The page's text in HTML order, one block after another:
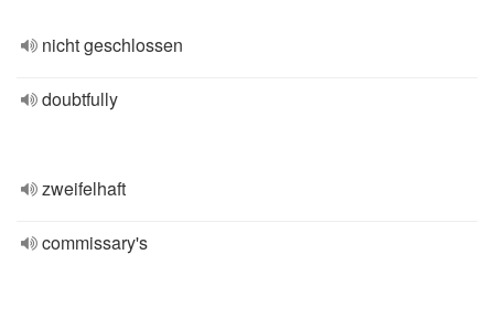
nicht geschlossen
doubtfully
zweifelhaft
commissary's